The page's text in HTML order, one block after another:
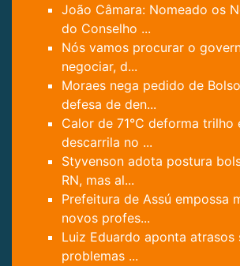
João Câmara: Nomeado os
do Conselho ...
Nós vamos procurar o
negociar, d...
Moraes nega pedido de
defesa de den...
Calor de 71°C deforma trilho
descarrila no ...
Styvenson adota postura
RN, mas al...
Prefeitura de Assú empossa
novos profes...
Luiz Eduardo aponta atrasos
problemas ...